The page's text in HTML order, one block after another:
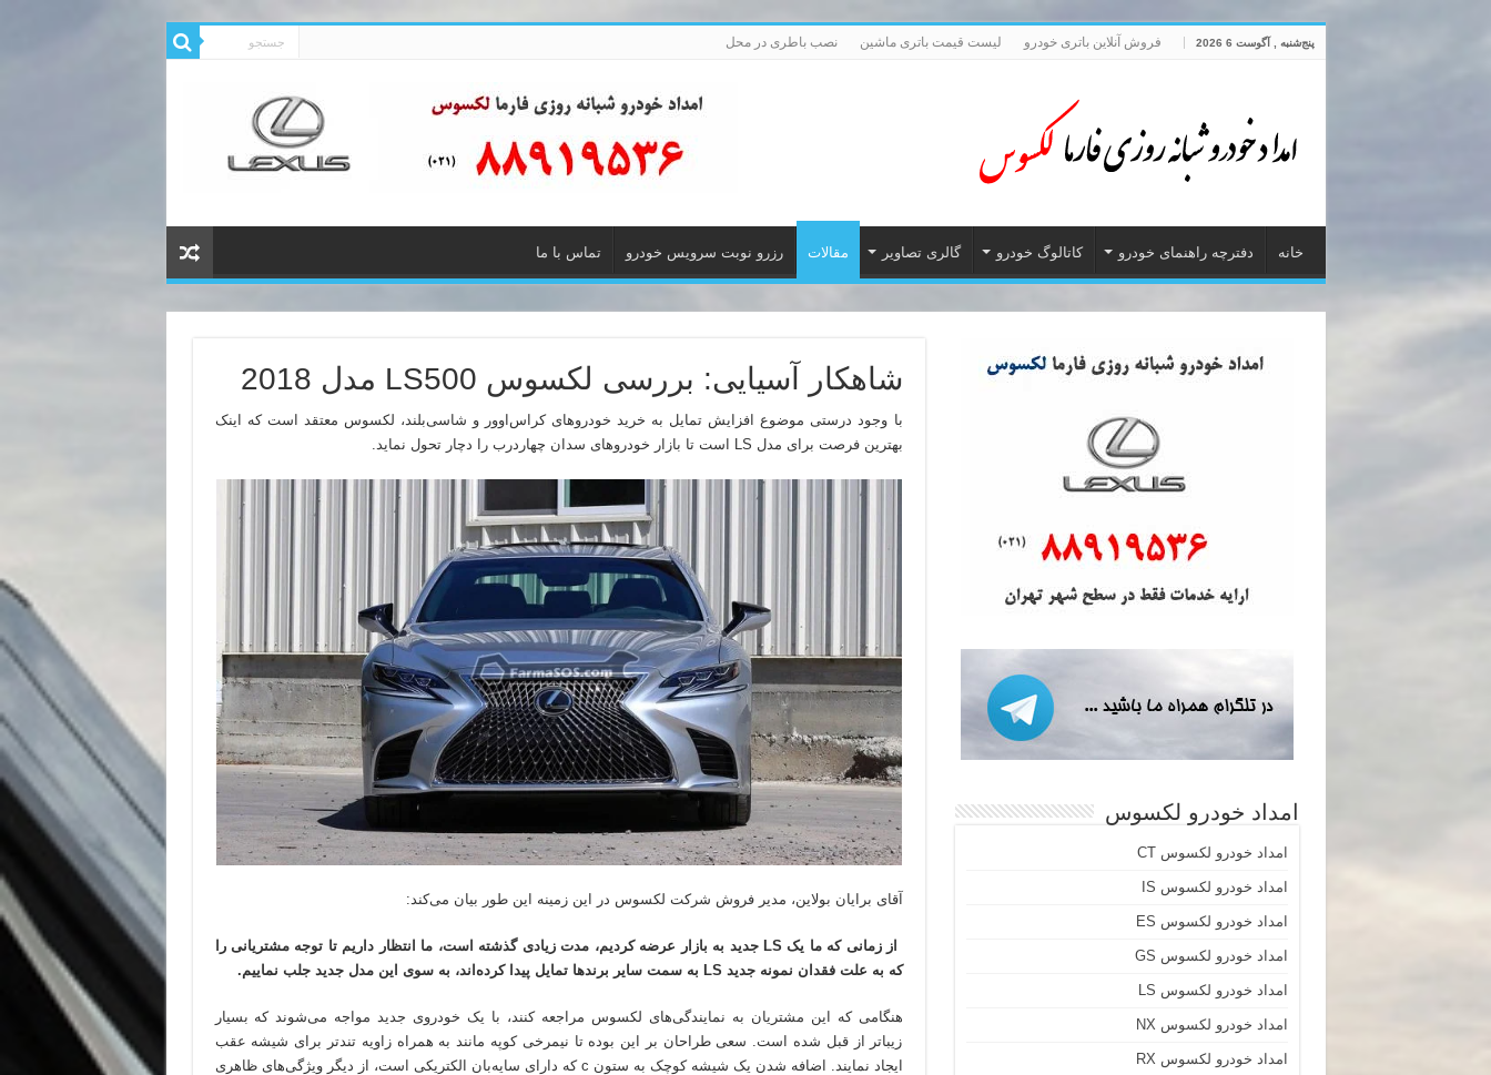
پنج‌شنبه , آگوست 6 2026 فروش آنلاین باتری خودرو لیست قیمت باتری ماشین نصب باطری در محل
خانه دفترچه راهنمای خودرو کاتالوگ خودرو گالری تصاویر مقالات رزرو نوبت سرویس خودرو تماس با ما
شاهکار آسیایی: بررسی لکسوس LS500 مدل 2018
با وجود درستی موضوع افزایش تمایل به خرید خودروهای کراس‌اوور و شاسی‌بلند، لکسوس معتقد است که اینک
بهترین فرصت برای مدل LS است تا بازار خودروهای سدان چهاردرب را دچار تحول نماید.
آقای برایان بولاین، مدیر فروش شرکت لکسوس در این زمینه این طور بیان می‌کند:
از زمانی که ما یک LS جدید به بازار عرضه کردیم، مدت زیادی گذشته است، ما انتظار داریم تا توجه مشتریانی را
که به علت فقدان نمونه جدید LS به سمت سایر برندها تمایل پیدا کرده‌اند، به سوی این مدل جدید جلب نماییم.
هنگامی که این مشتریان به نمایندگی‌های لکسوس مراجعه کنند، با یک خودروی جدید مواجه می‌شوند که بسیار
زیباتر از قبل شده است. سعی طراحان بر این بوده تا نیمرخی کوپه مانند به همراه زاویه تندتر برای شیشه عقب
ایجاد نمایند. اضافه شدن یک شیشه کوچک به ستون c که دارای سایه‌بان الکتریکی است، از دیگر ویژگی‌های ظاهری
امداد خودرو لکسوس
امداد خودرو لکسوس CT
امداد خودرو لکسوس IS
امداد خودرو لکسوس ES
امداد خودرو لکسوس GS
امداد خودرو لکسوس LS
امداد خودرو لکسوس NX
امداد خودرو لکسوس RX